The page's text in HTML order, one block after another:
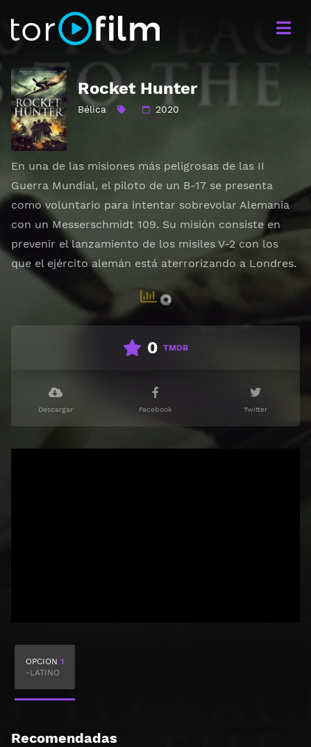
Rocket Hunter
Bélica 2020
En una de las misiones más peligrosas de las II
Guerra Mundial, el piloto de un B-17 se presenta
como voluntario para intentar sobrevolar Alemania
con un Messerschmidt 109. Su misión consiste en
prevenir el lanzamiento de los misiles V-2 con los
que el ejército alemán está aterrorizando a Londres.
0 TMDB
Descargar Facebook Twitter
OPCION 1
-LATINO
Recomendadas